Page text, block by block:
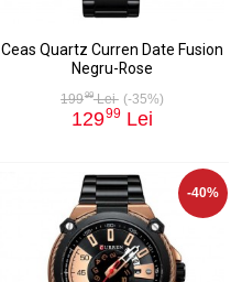
Ceas Quartz Curren Date Fusion
Negru-Rose
19999Lei (-35%)
12999 Lei
-40%